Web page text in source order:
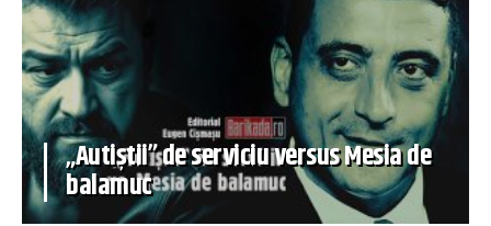
„Autiștii” de serviciu versus Mesia de
balamuc